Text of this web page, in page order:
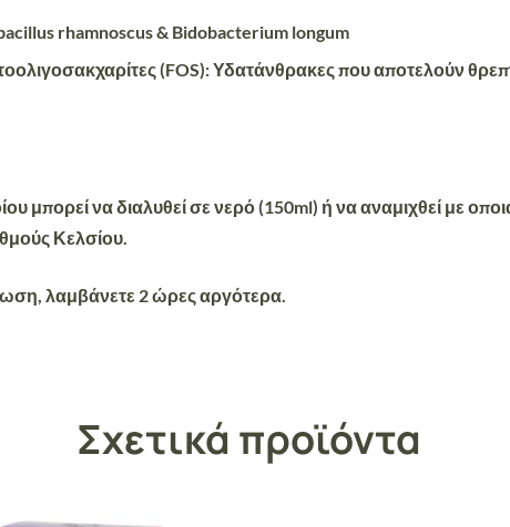
rhamnoscus & Bidobacterium longum
(FOS): Υδατάνθρακες που αποτελούν
μπορεί να διαλυθεί σε νερό (150ml) ή να αναμιχθεί με
Κελσίου.
λαμβάνετε 2 ώρες αργότερα.
Σχετικά προϊόντα